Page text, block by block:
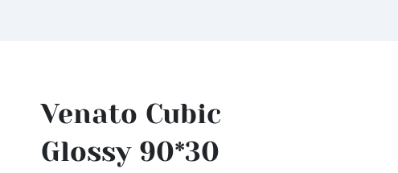
Venato Cubic
Glossy 90*30